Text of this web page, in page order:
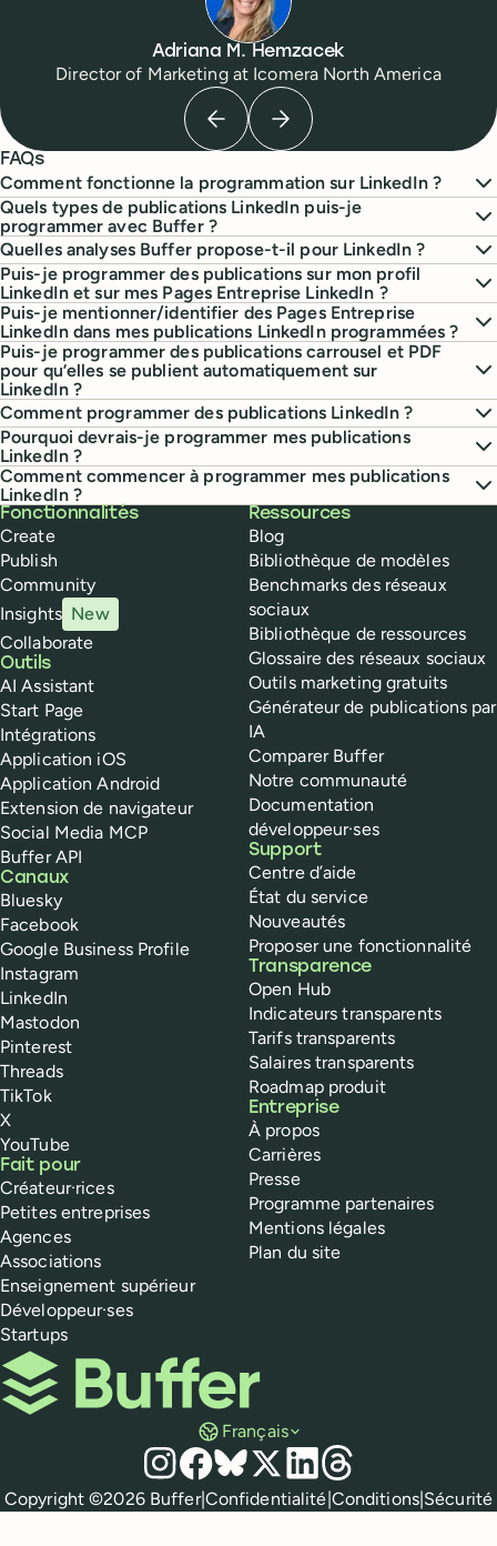
Adriana M. Hemzacek
Director of Marketingat Icomera North America
Previous testimonial
Next testimonial
FAQs
Comment fonctionne la programmation sur LinkedIn ?
Quels types de publications LinkedIn puis-je
programmer avec Buffer ?
Quelles analyses Buffer propose-t-il pour LinkedIn ?
Puis-je programmer des publications sur mon profil
LinkedIn et sur mes Pages Entreprise LinkedIn ?
Puis-je mentionner/identifier des Pages Entreprise
LinkedIn dans mes publications LinkedIn programmées ?
Puis-je programmer des publications carrousel et PDF
pour qu’elles se publient automatiquement sur
LinkedIn ?
Comment programmer des publications LinkedIn ?
Pourquoi devrais-je programmer mes publications
LinkedIn ?
Comment commencer à programmer mes publications
LinkedIn ?
Buffer
Fonctionnalités
Create
Publish
Community
Insights New
Collaborate
Outils
AI Assistant
Start Page
Intégrations
Application iOS
Application Android
Extension de navigateur
Social Media MCP
Buffer API
Canaux
Bluesky
Facebook
Google Business Profile
Instagram
LinkedIn
Mastodon
Pinterest
Threads
TikTok
X
YouTube
Fait pour
Créateur·rices
Petites entreprises
Agences
Associations
Enseignement supérieur
Développeur·ses
Startups
Ressources
Blog
Bibliothèque de modèles
Benchmarks des réseaux
sociaux
Bibliothèque de ressources
Glossaire des réseaux sociaux
Outils marketing gratuits
Générateur de publications par
IA
Comparer Buffer
Notre communauté
Documentation
développeur·ses
Support
Centre d’aide
État du service
Nouveautés
Proposer une fonctionnalité
Transparence
Open Hub
Indicateurs transparents
Tarifs transparents
Salaires transparents
Roadmap produit
Entreprise
À propos
Carrières
Presse
Programme partenaires
Mentions légales
Plan du site
Buffer
Français
Réseaux sociaux
Instagram
Facebook
Bluesky
X LinkedIn
Threads
Mentions légales
Copyright ©2026Buffer|Confidentialité|Conditions|Sécurité